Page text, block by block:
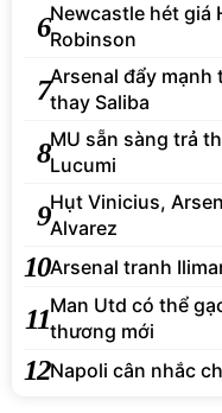
6Newcastle hét giá
Robinson
7Arsenal đẩy mạnh
thay Saliba
8MU sẵn sàng trả
Lucumi
9Hụt Vinicius,
Alvarez
10Arsenal tranh
11Man Utd có thể
thương mới
12Napoli cân nhắc